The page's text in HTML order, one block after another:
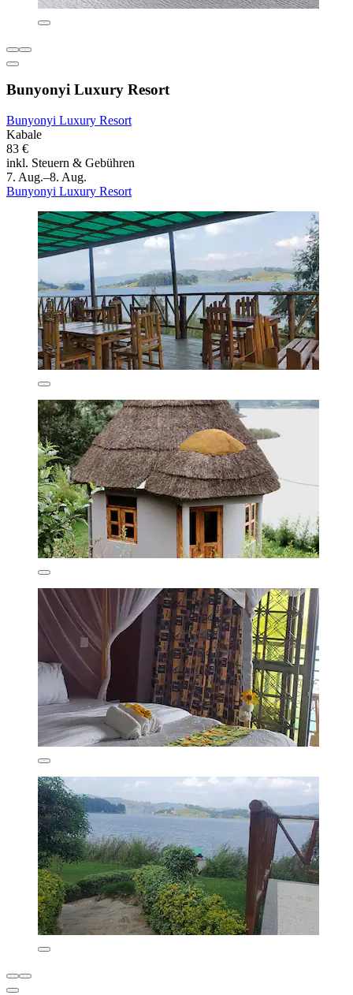
Bunyonyi Luxury Resort
Bunyonyi Luxury Resort
Kabale
83 €
inkl. Steuern & Gebühren
7. Aug.–8. Aug.
Bunyonyi Luxury Resort